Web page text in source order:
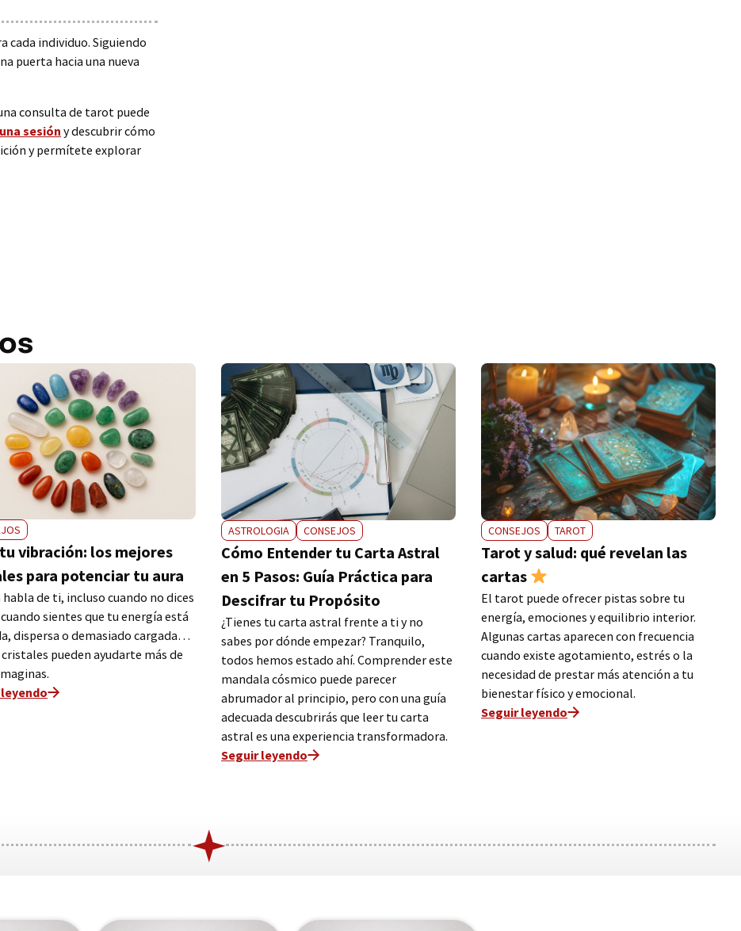
cada individuo. Siguiendo
puerta hacia una nueva
consulta de tarot puede
sesióny descubrir cómo
y permítete explorar
vibración: los mejores
para potenciar tu aura
habla de ti, incluso cuando no dices
cuando sientes que tu energía está
dispersa o demasiado cargada…
pueden ayudarte más de
ASTROLOGIA CONSEJOS
Cómo Entender tu Carta Astral
en 5 Pasos: Guía Práctica para
Descifrar tu Propósito
¿Tienes tu carta astral frente a ti y no
sabes por dónde empezar? Tranquilo,
todos hemos estado ahí. Comprender este
mandala cósmico puede parecer
abrumador al principio, pero con una guía
adecuada descubrirás que leer tu carta
astral es una experiencia transformadora.
Seguir leyendo
CONSEJOS TAROT
Tarot y salud: qué revelan las
cartas
El tarot puede ofrecer pistas sobre tu
energía, emociones y equilibrio interior.
Algunas cartas aparecen con frecuencia
cuando existe agotamiento, estrés o la
necesidad de prestar más atención a tu
bienestar físico y emocional.
Seguir leyendo